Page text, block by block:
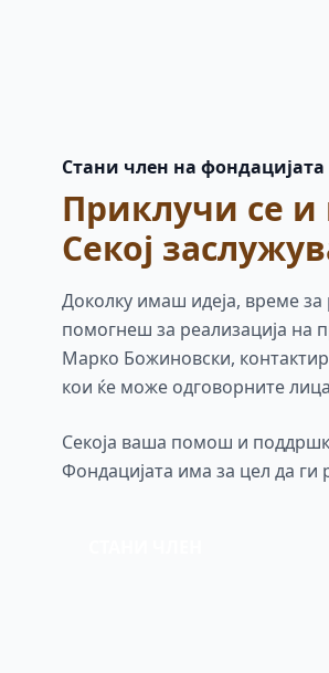
Стани член на фондацијата
Приклучи се и
Секој
Доколку имаш идеја, време за
помогнеш за реализација на
Марко Божиновски,
кои ќе може одговорните
Секоја ваша помош и
Фондацијата има за цел да